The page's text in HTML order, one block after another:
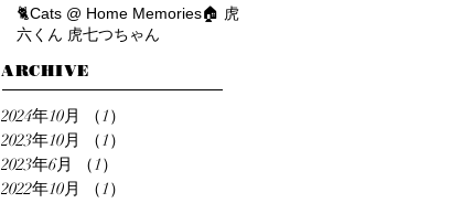
🐈Cats @ Home Memories🏠 虎
六くん 虎七つちゃん
ARCHIVE
2024年10月 （1）
2023年10月
（1）
2023年6月
（1）
2022年10月
（1）